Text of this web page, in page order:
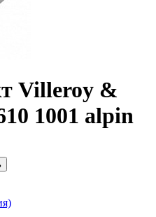
Villeroy &
1001 alpin